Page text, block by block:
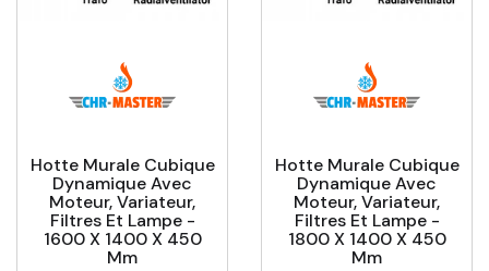
Hotte Murale Cubique
Dynamique Avec
Moteur, Variateur,
Filtres Et Lampe -
1600 X 1400 X 450
Mm
Hotte Murale Cubique
Dynamique Avec
Moteur, Variateur,
Filtres Et Lampe -
1800 X 1400 X 450
Mm